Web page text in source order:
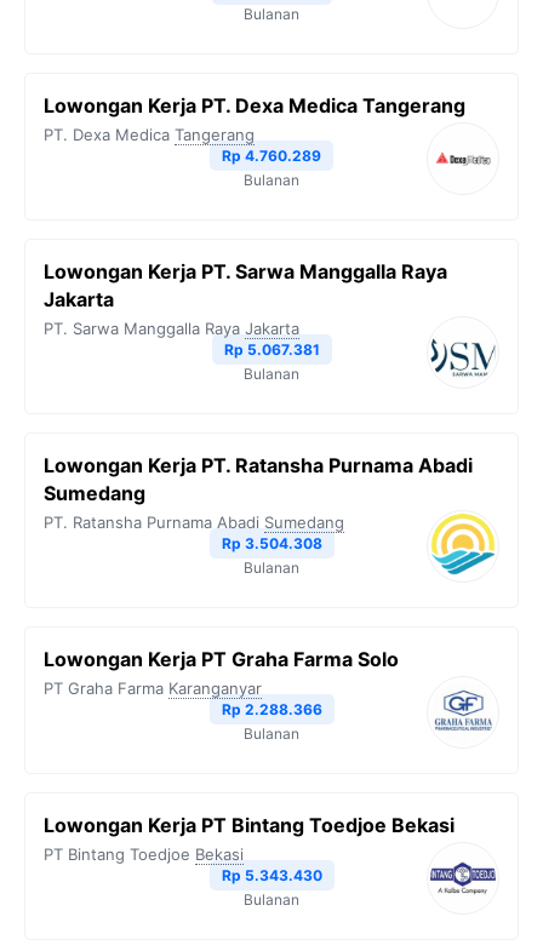
Bulanan
Lowongan Kerja PT. Dexa Medica Tangerang
PT. Dexa Medica Tangerang
Rp 4.760.289
Bulanan
Lowongan Kerja PT. Sarwa Manggalla Raya
Jakarta
PT. Sarwa Manggalla Raya Jakarta
Rp 5.067.381
Bulanan
Lowongan Kerja PT. Ratansha Purnama Abadi
Sumedang
PT. Ratansha Purnama Abadi Sumedang
Rp 3.504.308
Bulanan
Lowongan Kerja PT Graha Farma Solo
PT Graha Farma Karanganyar
Rp 2.288.366
Bulanan
Lowongan Kerja PT Bintang Toedjoe Bekasi
PT Bintang Toedjoe Bekasi
Rp 5.343.430
Bulanan